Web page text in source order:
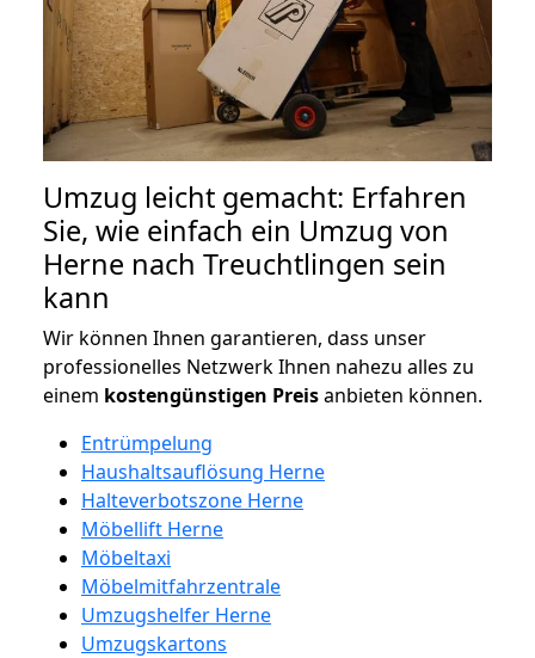
Umzug leicht gemacht: Erfahren
Sie, wie einfach ein Umzug von
Herne nach Treuchtlingen sein
kann
Wir können Ihnen garantieren, dass unser
professionelles Netzwerk Ihnen nahezu alles zu
einem kostengünstigen Preisanbieten können.
Entrümpelung
Haushaltsauflösung Herne
Halteverbotszone Herne
Möbellift Herne
Möbeltaxi
Möbelmitfahrzentrale
Umzugshelfer Herne
Umzugskartons